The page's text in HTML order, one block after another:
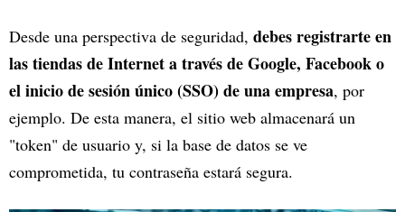
Desde una perspectiva de seguridad, debes registrarte en
las tiendas de Internet a través de Google, Facebook o
el inicio de sesión único (SSO) de una empresa, por
ejemplo. De esta manera, el sitio web almacenará un
"token" de usuario y, si la base de datos se ve
comprometida, tu contraseña estará segura.